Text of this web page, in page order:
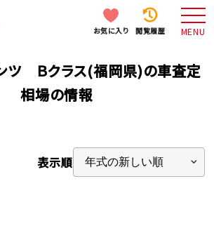
お気に入り 閲覧履歴 MENU
ツ Ｂクラス(福岡県)の車査定
相場の情報
表示順